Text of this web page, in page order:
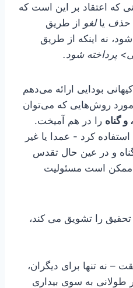
که اعتقاد بر این است که
حذف یالغو از طریق
نه اینکه از طریق
پرداخته شود.
بودایی ارائه می‌دهم
مورد روش‌هایی که می‌توان
و گناه را در هم آمیخت.
کرد - عمدا یا غیر
و در عین حال تقدس
ممکن است مسئولیت
را تشویق می کند،
– نه تنها برای دیگران،
طولانی به سوی بیداری